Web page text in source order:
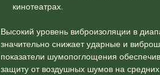
кинотеатрах.
Высокий уровень виброизоляции в
значительно снижает ударные и
показатели шумопоглощения
защиту от воздушных шумов на средних